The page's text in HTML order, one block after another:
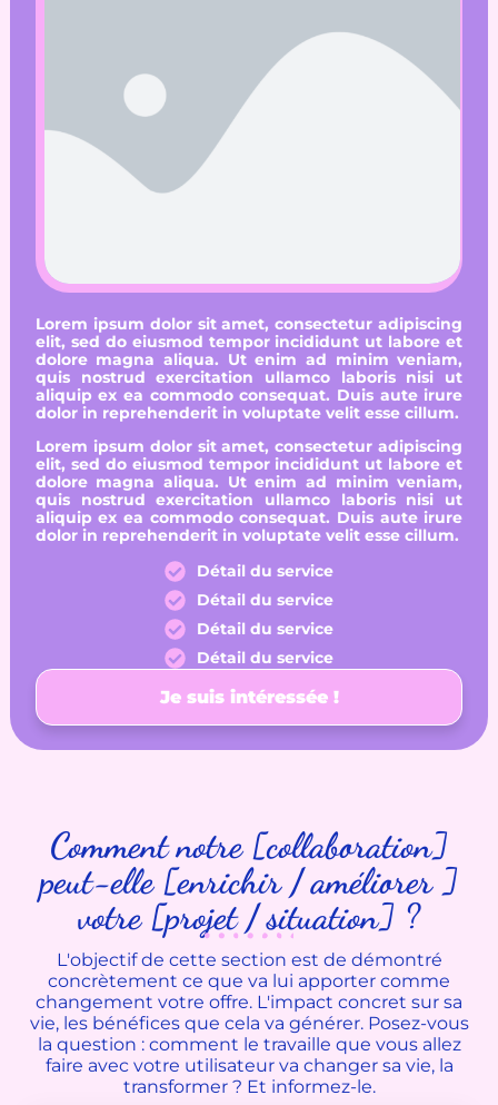
Lorem ipsum dolor sit amet, consectetur adipiscing
elit, sed do eiusmod tempor incididunt ut labore et
dolore magna aliqua. Ut enim ad minim veniam,
quis nostrud exercitation ullamco laboris nisi ut
aliquip ex ea commodo consequat. Duis aute irure
dolor in reprehenderit in voluptate velit esse cillum.
Lorem ipsum dolor sit amet, consectetur adipiscing
elit, sed do eiusmod tempor incididunt ut labore et
dolore magna aliqua. Ut enim ad minim veniam,
quis nostrud exercitation ullamco laboris nisi ut
aliquip ex ea commodo consequat. Duis aute irure
dolor in reprehenderit in voluptate velit esse cillum.
Détail du service
Détail du service
Détail du service
Détail du service
Je suis intéressée !
Comment notre [collaboration]
peut-elle [enrichir / améliorer ]
votre [projet / situation] ?
L'objectif de cette section est de démontré
concrètement ce que va lui apporter comme
changement votre offre. L'impact concret sur sa
vie, les bénéfices que cela va générer. Posez-vous
la question : comment le travaille que vous allez
faire avec votre utilisateur va changer sa vie, la
transformer ? Et informez-le.